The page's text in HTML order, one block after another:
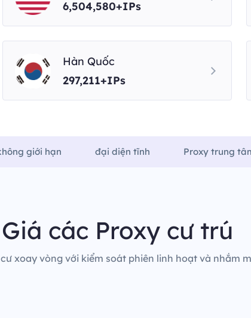
6,504,580+IPs
Hàn Quốc
297,211+IPs
giới hạn đại diện tĩnh Proxy trung
Giá các Proxy cư trú
xoay vòng với kiểm soát phiên linh hoạt và nhắm